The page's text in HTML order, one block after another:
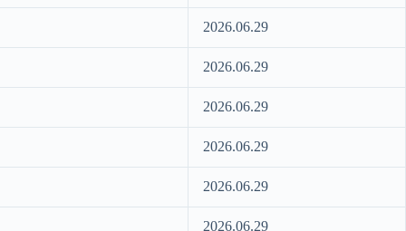
2026.06.29
2026.06.29
2026.06.29
2026.06.29
2026.06.29
2026.06.29